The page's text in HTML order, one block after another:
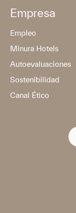
Empresa
Empleo
Minura Hotels
Autoevaluaciones
Sostenibilidad
Canal Ético